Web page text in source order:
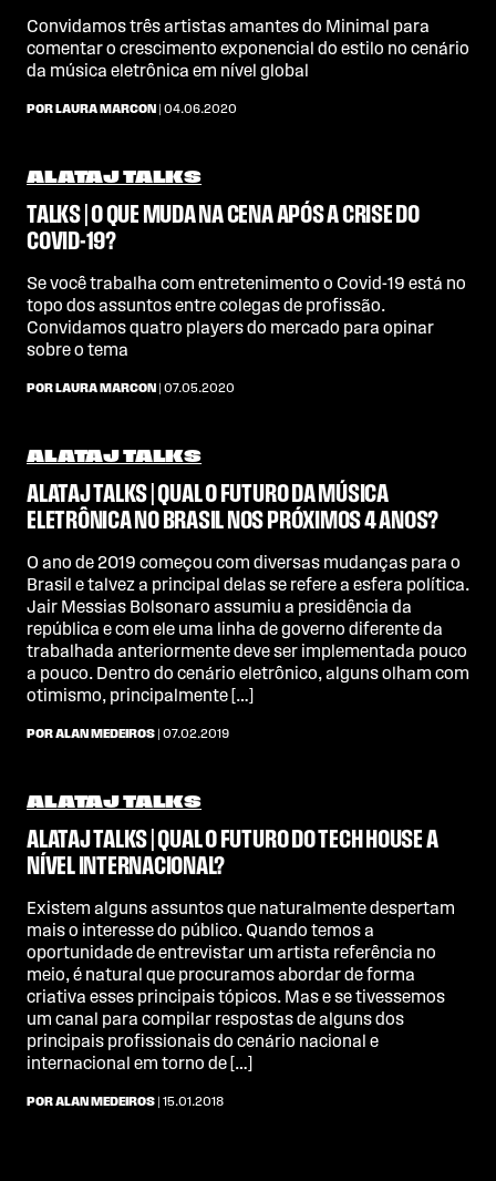
Convidamos três artistas amantes do Minimal para
comentar o crescimento exponencial do estilo no cenário
da música eletrônica em nível global
POR LAURA MARCON | 04.06.2020
ALATAJ TALKS
TALKS | O QUE MUDA NA CENA APÓS A CRISE DO
COVID-19?
Se você trabalha com entretenimento o Covid-19 está no
topo dos assuntos entre colegas de profissão.
Convidamos quatro players do mercado para opinar
sobre o tema
POR LAURA MARCON | 07.05.2020
ALATAJ TALKS
ALATAJ TALKS | QUAL O FUTURO DA MÚSICA
ELETRÔNICA NO BRASIL NOS PRÓXIMOS 4 ANOS?
O ano de 2019 começou com diversas mudanças para o
Brasil e talvez a principal delas se refere a esfera política.
Jair Messias Bolsonaro assumiu a presidência da
república e com ele uma linha de governo diferente da
trabalhada anteriormente deve ser implementada pouco
a pouco. Dentro do cenário eletrônico, alguns olham com
otimismo, principalmente […]
POR ALAN MEDEIROS | 07.02.2019
ALATAJ TALKS
ALATAJ TALKS | QUAL O FUTURO DO TECH HOUSE A
NÍVEL INTERNACIONAL?
Existem alguns assuntos que naturalmente despertam
mais o interesse do público. Quando temos a
oportunidade de entrevistar um artista referência no
meio, é natural que procuramos abordar de forma
criativa esses principais tópicos. Mas e se tivessemos
um canal para compilar respostas de alguns dos
principais profissionais do cenário nacional e
internacional em torno de […]
POR ALAN MEDEIROS | 15.01.2018